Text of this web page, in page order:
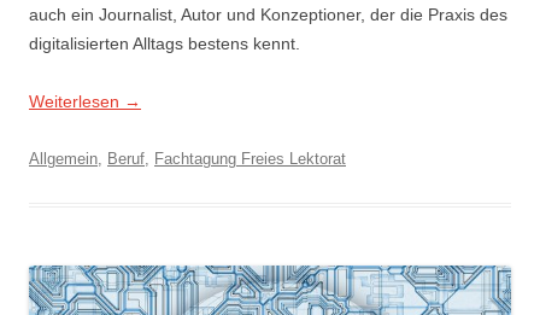
auch ein Journalist, Autor und Konzeptioner, der die Praxis des
digitalisierten Alltags bestens kennt.
Weiterlesen →
Allgemein, Beruf, Fachtagung Freies Lektorat